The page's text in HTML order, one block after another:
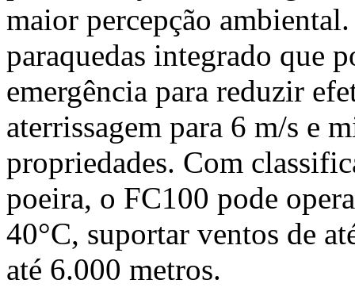
maior percepção
paraquedas integrado que
emergência para reduzir
aterrissagem para 6 m/s e
propriedades. Com
poeira, o FC100 pode
40°C, suportar ventos de
até 6.000 metros.